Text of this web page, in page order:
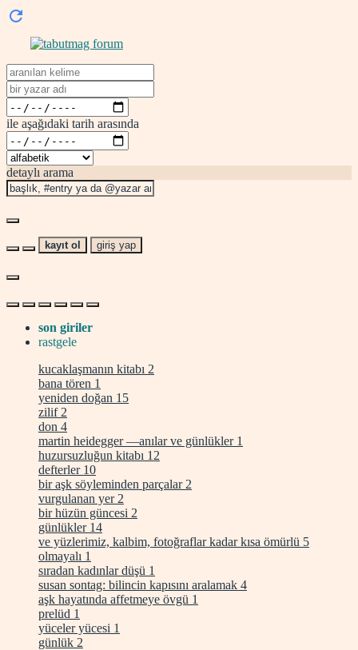
ile aşağıdaki tarih arasında
detaylı arama
kayıt ol giriş yap
son giriler
rastgele
kucaklaşmanın kitabı 2
bana tören 1
yeniden doğan 15
zilif 2
don 4
martin heidegger —anılar ve günlükler 1
huzursuzluğun kitabı 12
defterler 10
bir aşk söyleminden parçalar 2
vurgulanan yer 2
bir hüzün güncesi 2
günlükler 14
ve yüzlerimiz, kalbim, fotoğraflar kadar kısa ömürlü 5
olmayalı 1
sıradan kadınlar düşü 1
susan sontag: bilincin kapısını aralamak 4
aşk hayatında affetmeye övgü 1
prelüd 1
yüceler yücesi 1
günlük 2